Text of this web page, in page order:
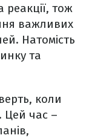
реакції, тож
важливих
Натомість
та
коли
Цей час –